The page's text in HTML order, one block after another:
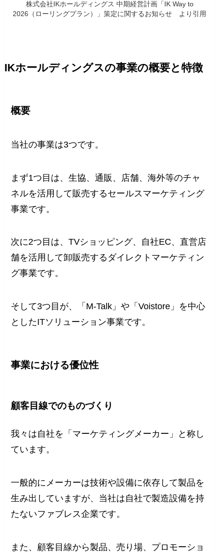
株式会社IKホールディングス 中期経営計画「IK Way to
2026（ローリングプラン）」策定に関するお知らせ より引用
IKホールディングスの事業の概要と特徴
概要
当社の事業は3つです。
まず1つ目は、生協、通販、店舗、海外等のチャ
ネルを活用して販売するセールスマーケティング
事業です。
次に2つ目は、TVショッピング、自社EC、直営店
舗を活用して卸販売するダイレクトマーケティン
グ事業です。
そして3つ目が、「M-Talk」や「Voistore」を中心
としたITソリューション事業です。
事業における優位性
顧客目線でのものづくり
我々は自社を「マーケティングメーカー」と称し
ています。
一般的にメーカーは技術や設備に依存して製品を
生み出していますが、当社は自社で製造設備を持
たないファブレス企業です。
また、顧客目線から製品、売り場、プロモーショ